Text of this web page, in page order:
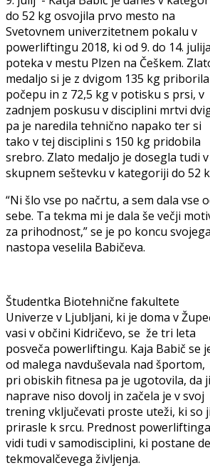
do 52 kg osvojila prvo mesto na
Svetovnem univerzitetnem pokalu v
powerliftingu 2018, ki od 9. do 14. julija
poteka v mestu Plzen na Češkem.
medaljo si je z dvigom 135 kg
počepu in z 72,5 kg v potisku s prsi, v
zadnjem poskusu v disciplini mrtvi
pa je naredila tehnično napako ter si
tako v tej disciplini s 150 kg pridobila
srebro. Zlato medaljo je dosegla tudi v
skupnem seštevku v kategoriji do 52
“Ni šlo vse po načrtu, a sem dala vse
sebe. Ta tekma mi je dala še večji
za prihodnost,” se je po koncu svojega
nastopa veselila Babičeva.
Študentka Biotehnične fakultete
Univerze v Ljubljani, ki je doma v
vasi v občini Kidričevo, se že tri leta
posveča powerliftingu. Kaja Babič se
od malega navduševala nad športom,
pri obiskih fitnesa pa je ugotovila, da ji
naprave niso dovolj in začela je v svoj
trening vključevati proste uteži, ki so ji
prirasle k srcu. Prednost powerliftinga
vidi tudi v samodisciplini, ki postane
tekmovalčevega življenja.